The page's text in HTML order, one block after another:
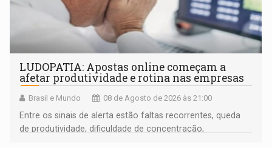
LUDOPATIA: Apostas online começam a
afetar produtividade e rotina nas empresas
Brasil e Mundo 08 de Agosto de 2026 às 21:00
Entre os sinais de alerta estão faltas recorrentes, queda
de produtividade, dificuldade de concentração,